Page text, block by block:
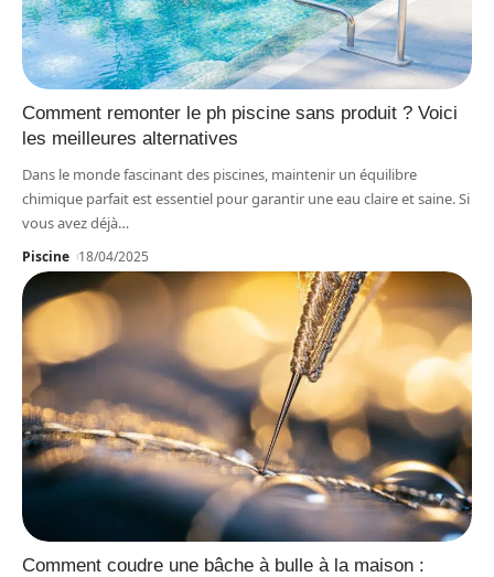
Comment remonter le ph piscine sans produit ? Voici
les meilleures alternatives
Dans le monde fascinant des piscines, maintenir un équilibre
chimique parfait est essentiel pour garantir une eau claire et saine. Si
vous avez déjà…
Piscine 18/04/2025
Comment coudre une bâche à bulle à la maison :